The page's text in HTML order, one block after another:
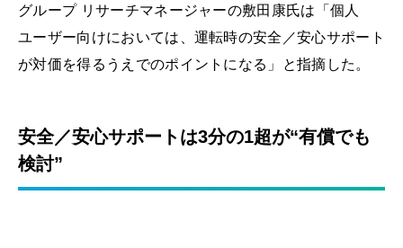
グループ リサーチマネージャーの敷田康氏は「個人
ユーザー向けにおいては、運転時の安全／安心サポート
が対価を得るうえでのポイントになる」と指摘した。
安全／安心サポートは3分の1超が“有償でも
検討”